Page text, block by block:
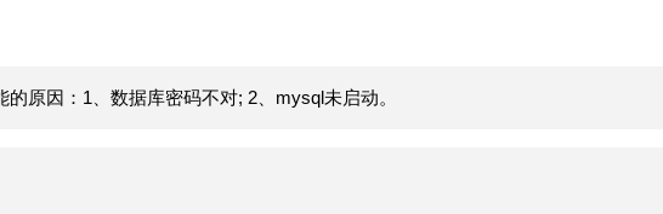
原因：1、数据库密码不对; 2、mysql未启动。